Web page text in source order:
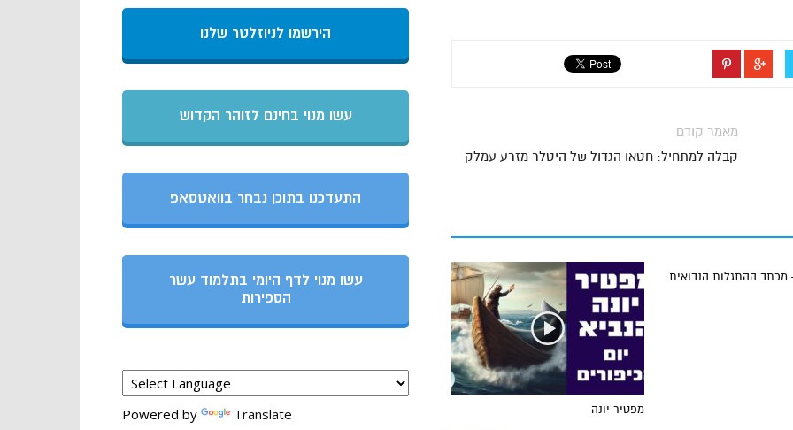
מאמר קודם
קבלה למתחיל: חטאו הגדול של היטלר מזרע עמלק
מפטיר יונה
מכתב ההתגלות הנבואית
הירשמו לניוזלטר שלנו
עשו מנוי בחינם לזוהר הקדוש
התעדכנו בתוכן נבחר בוואטסאפ
עשו מנוי לדף היומי בתלמוד עשר
הספירות
Powered by Translate